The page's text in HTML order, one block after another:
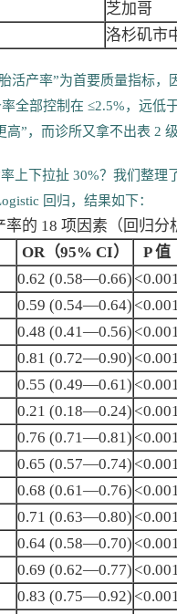
芝加哥
洛杉矶市
活产率”为首要质量指标
全部控制在 ≤2.5%，远
”，而诊所又拿不出表 2
上下拉扯 30%？我们整
回归，结果如下：
的 18 项因素（回归分
OR（95% CI） P 值
0.62 (0.58—0.66) <0.001
0.59 (0.54—0.64) <0.001
0.48 (0.41—0.56) <0.001
0.81 (0.72—0.90) <0.001
0.55 (0.49—0.61) <0.001
0.21 (0.18—0.24) <0.001
0.76 (0.71—0.81) <0.001
0.65 (0.57—0.74) <0.001
0.68 (0.61—0.76) <0.001
0.71 (0.63—0.80) <0.001
0.64 (0.58—0.70) <0.001
0.69 (0.62—0.77) <0.001
0.83 (0.75—0.92) <0.001